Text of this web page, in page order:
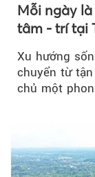
Mỗi ngày
tâm - trí tại
Xu hướng
chuyển từ
chủ một